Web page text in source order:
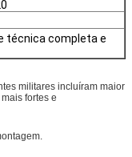
técnica completa e
militares incluíram maior
fortes e